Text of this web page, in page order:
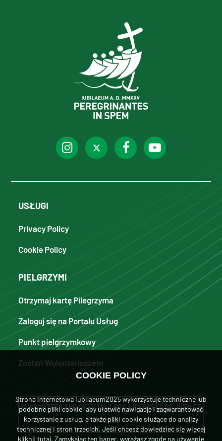
USŁUGI
Privacy Policy
Cookie Policy
PIELGRZYMI
Otrzymaj kartę Pilegrzyma
Zaloguj się na Portalu Usług
Punkt pielgrzymkowy
Zostań Wolontariuszem
SUPPORTERS AND OFFICIAL LOGO LICENSEES OF JUBILEE
2025
COOKIE POLICY
Strona internetowa iubilaeum2025 wykorzystuje techniczne lub
podobne pliki cookie, aby ułatwić nawigację i zagwarantować
korzystanie z usług, a także pliki cookie służące do analizy
technicznej i stron trzecich. Jeśli chcesz dowiedzieć się więcej
kliknij tutaj. Zamykając ten baner, wyrażasz zgodę na używanie